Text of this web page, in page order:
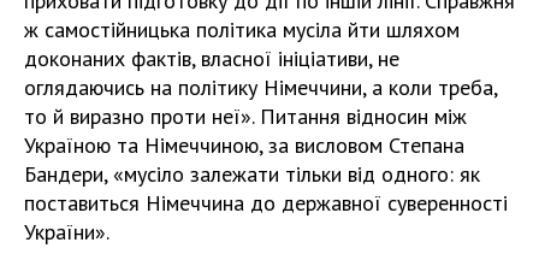
ж самостійницька політика мусіла йти шляхом
доконаних фактів, власної ініціативи, не
оглядаючись на політику Німеччини, а коли треба,
то й виразно проти неї». Питання відносин між
Україною та Німеччиною, за висловом Степана
Бандери, «мусіло залежати тільки від одного: як
поставиться Німеччина до державної суверенності
України».